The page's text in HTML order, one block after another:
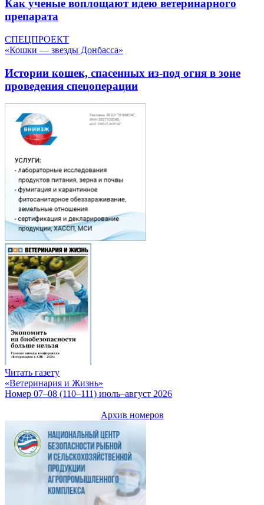
Как ученые воплощают идею ветеринарного
препарата
СПЕЦПРОЕКТ
«Кошки — звезды Донбасса»
Истории кошек, спасенных из-под огня в зоне
проведения спецоперации
Читать газету
«Ветеринария и Жизнь»
Номер 07–08 (110–111) июль–август 2026
Архив номеров